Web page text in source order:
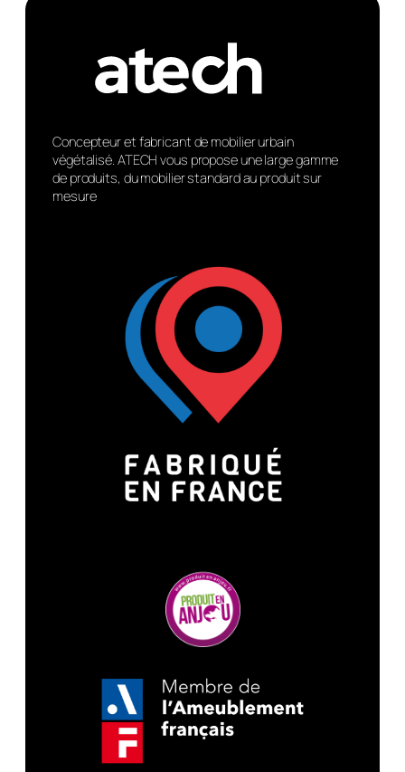
Concepteur et fabricant de mobilier urbain
végétalisé. ATECH vous propose une large gamme
de produits, du mobilier standard au produit sur
mesure